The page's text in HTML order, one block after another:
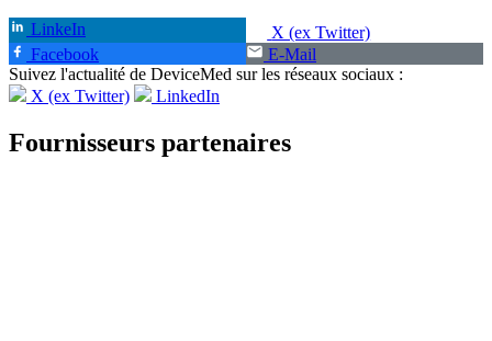
LinkeIn
X (ex Twitter)
Facebook
E-Mail
Suivez l'actualité de DeviceMed sur les réseaux sociaux :
X (ex Twitter)
LinkedIn
Fournisseurs partenaires